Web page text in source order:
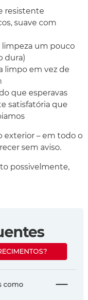
resistente
suave com
um pouco
dura)
limpo em vez de
que esperavas
satisfatória que
exterior – em todo o
sem aviso.
possivelmente,
como